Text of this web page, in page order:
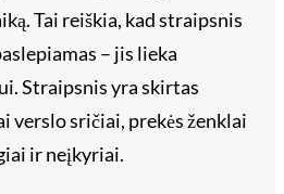
Tai reiškia, kad straipsnis
– jis lieka
Straipsnis yra skirtas
verslo sričiai, prekės ženklai
ir neįkyriai.